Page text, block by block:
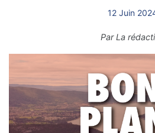
12 Juin
ParLa